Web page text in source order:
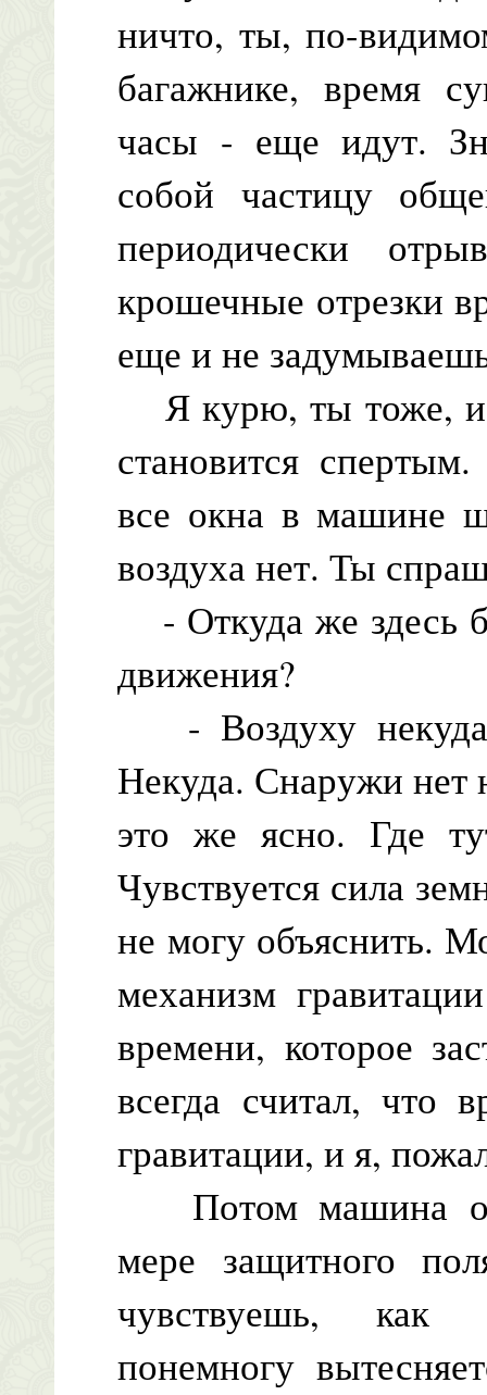
ничто, ты, по-
багажнике, время
часы - еще идут.
собой частицу
периодически
крошечные отрезки
еще и не
Я курю, ты тоже, и
становится
все окна в машине
воздуха нет. Ты
- Откуда же здесь
движения?
- Воздуху некуда
Некуда. Снаружи нет
это же ясно. Где
Чувствуется сила
не могу объяснить.
механизм
времени, которое
всегда считал, что
гравитации, и я,
Потом машина
мере защитного
чувствуешь, как
понемногу